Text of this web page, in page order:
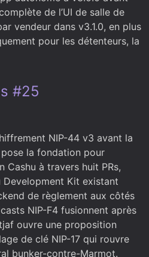
de l’UI de salle de
vendeur dans v3.1.0, en plus
pour les détenteurs, la
#25
NIP-44 v3 avant la
la fondation pour
Cashu à travers huit PRs,
Development Kit existant
de règlement aux côtés
NIP-F4 fusionnent après
ouvre une proposition
de clé NIP-17 qui rouvre
bunker-contre-Marmot.